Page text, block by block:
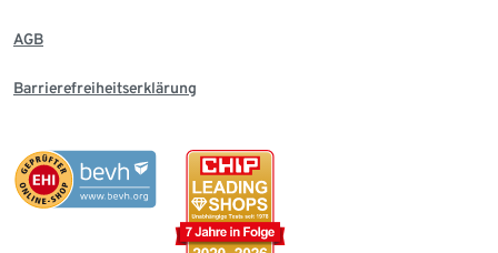
AGB
Barrierefreiheitserklärung